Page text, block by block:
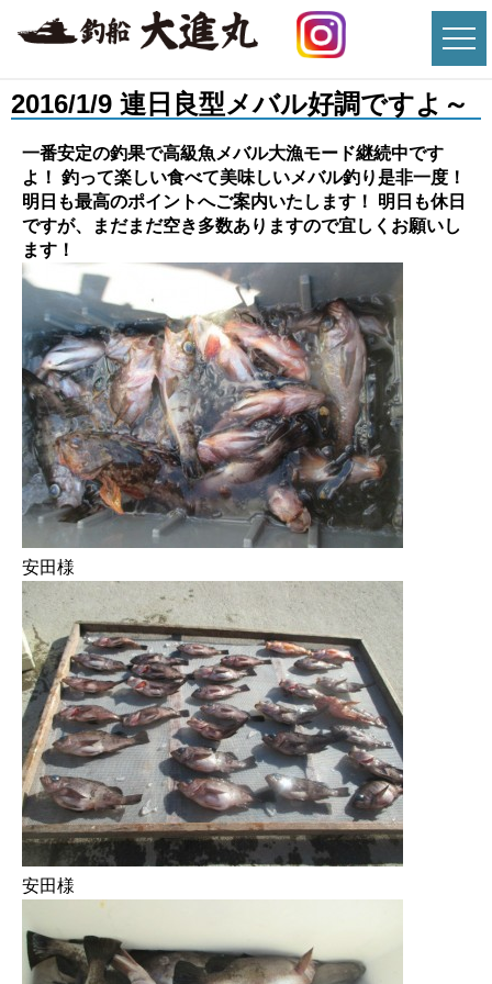
2016/1/9 連日良型メバル好調ですよ～
一番安定の釣果で高級魚メバル大漁モード継続中です
よ！ 釣って楽しい食べて美味しいメバル釣り是非一度！
明日も最高のポイントへご案内いたします！ 明日も休日
ですが、まだまだ空き多数ありますので宜しくお願いし
ます！
安田様
安田様